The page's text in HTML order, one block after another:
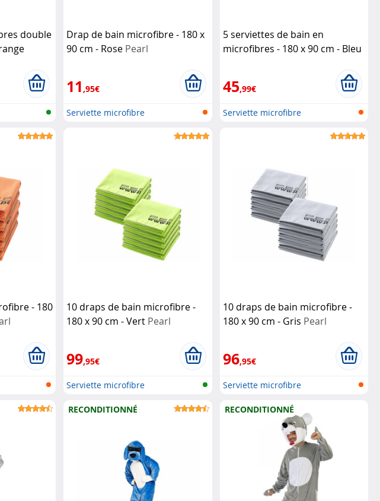
double
Drap de bain microfibre - 180 x
90 cm - Rose Pearl
11,95€
Serviette microfibre
5 serviettes de bain en
microfibres - 180 x 90 cm - Bleu
45,99€
Serviette microfibre
- 180
10 draps de bain microfibre -
180 x 90 cm - Vert Pearl
99,95€
Serviette microfibre
10 draps de bain microfibre -
180 x 90 cm - Gris Pearl
96,95€
Serviette microfibre
RECONDITIONNÉ RECONDITIONNÉ